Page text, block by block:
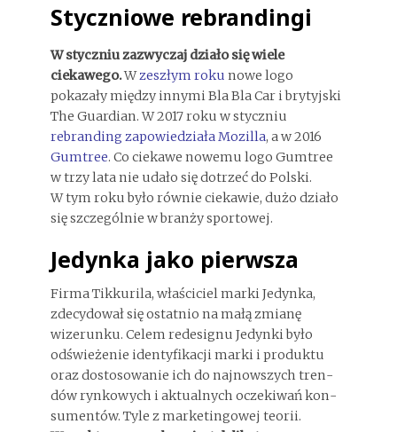
Styczniowe rebrandingi
W styczniu zazwyczaj działo się wiele
ciekawego.Wzeszłym roku nowe logo
pokazały między innymi Bla Bla Car i brytyjski
The Guardian. W 2017 roku w styczniu
rebranding zapowiedziała Mozilla, a w 2016
Gumtree. Co ciekawe nowemu logo Gumtree
w trzy lata nie udało się dotrzeć do Polski.
W tym roku było równie ciekawie, dużo działo
się szczególnie w branży sportowej.
Jedynka jako pierwsza
Firma Tik­ku­rila, wła­ści­ciel marki Jedynka,
zdecydował się ostatnio na małą zmianę
wizerunku. Celem rede­si­gnu Jedynki było
odświe­że­nie iden­ty­fi­ka­cji marki i pro­duktu
oraz dosto­so­wa­nie ich do naj­nowszych tren­
dów ryn­ko­wych i aktu­al­nych ocze­ki­wań kon­
su­men­tów. Tyle z marketingowej teorii.